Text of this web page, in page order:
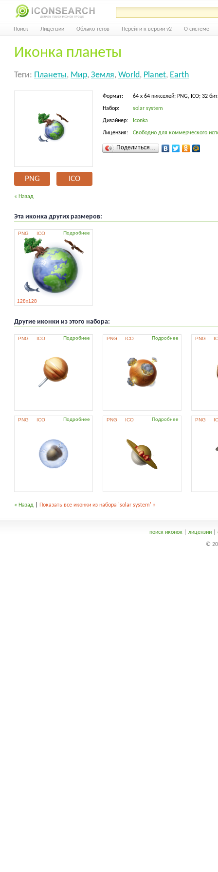
Поиск Лицензии Облако тегов Перейти к версии v2 О системе
Иконка планеты
Теги: Планеты, Мир, Земля, World, Planet, Earth
PNG ICO
Формат: 64 x 64 пикселей; PNG, ICO; 32
Набор: solar system
Дизайнер: Iconka
Лицензия: Свободно для коммерческого
Поделиться…
« Назад
Эта иконка других размеров:
PNG ICO Подробнее
128x128
Другие иконки из этого набора:
PNG ICO Подробнее PNG ICO Подробнее PNG
PNG ICO Подробнее PNG ICO Подробнее PNG
« Назад Показать все иконки из набора 'solar system' »
поиск иконок| лицензии|
©